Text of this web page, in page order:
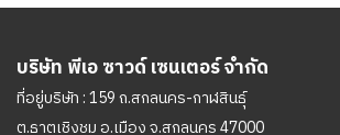
บริษัท พีเอ ซาวด์ เซนเตอร์ จำกัด
ที่อยู่บริษัท : 159 ถ.สกลนคร-กาฬสินธุ์
ต.ธาตุเชิงชุม อ.เมือง จ.สกลนคร 47000